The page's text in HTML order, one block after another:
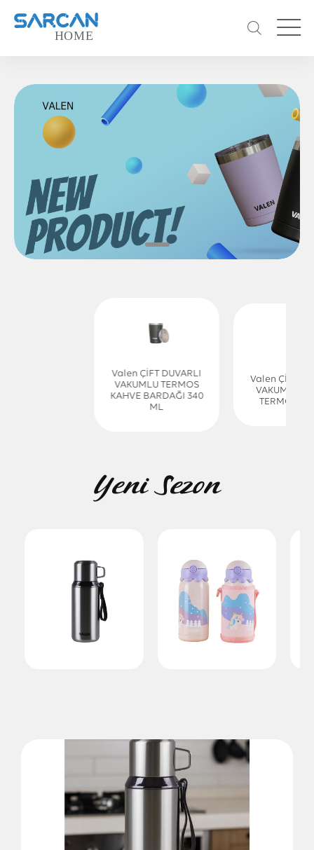
Valen ÇİFT DUVARLI
VAKUMLU TERMOS
KAHVE BARDAĞI 340
ML
Valen ÇİFT
VAKUMLU
TERMOS
Yeni Sezon